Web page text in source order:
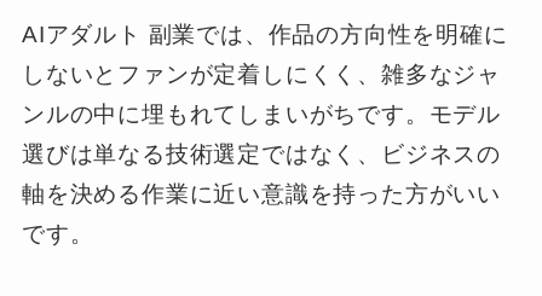
AIアダルト 副業では、作品の方向性を明確に
しないとファンが定着しにくく、雑多なジャ
ンルの中に埋もれてしまいがちです。モデル
選びは単なる技術選定ではなく、ビジネスの
軸を決める作業に近い意識を持った方がいい
です。